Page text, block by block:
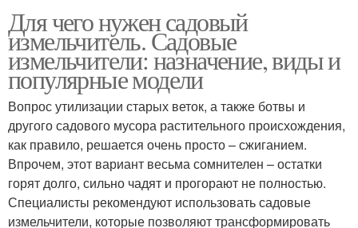
Для чего нужен садовый
измельчитель. Садовые
измельчители: назначение, виды и
популярные модели
Вопрос утилизации старых веток, а также ботвы и
другого садового мусора растительного происхождения,
как правило, решается очень просто – сжиганием.
Впрочем, этот вариант весьма сомнителен – остатки
горят долго, сильно чадят и прогорают не полностью.
Специалисты рекомендуют использовать садовые
измельчители, которые позволяют трансформировать